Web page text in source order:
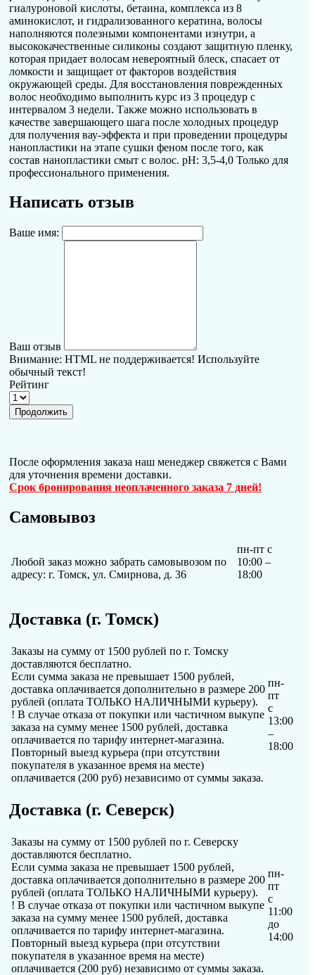
гиалуроновой кислоты, бетаина, комплекса из 8
аминокислот, и гидрализованного кератина, волосы
наполняются полезными компонентами изнутри, а
высококачественные силиконы создают защитную пленку,
которая придает волосам невероятный блеск, спасает от
ломкости и защищает от факторов воздействия
окружающей среды. Для восстановления поврежденных
волос необходимо выполнить курс из 3 процедур с
интервалом 3 недели. Также можно использовать в
качестве завершающего шага после холодных процедур
для получения вау-эффекта и при проведении процедуры
нанопластики на этапе сушки феном после того, как
состав нанопластики смыт с волос. pH: 3,5-4,0 Только для
профессионального применения.
Написать отзыв
Ваше имя:
Ваш отзыв
Внимание: HTML не поддерживается! Используйте
обычный текст!
Рейтинг
Продолжить
После оформления заказа наш менеджер свяжется с Вами
для уточнения времени доставки.
Срок бронирования неоплаченного заказа 7 дней!
Самовывоз
Любой заказ можно забрать самовывозом по
адресу: г. Томск, ул. Смирнова, д. 36
пн-пт с
10:00 –
18:00
Доставка (г. Томск)
Заказы на сумму от 1500 рублей по г. Томску
доставляются бесплатно.
Если сумма заказа не превышает 1500 рублей,
доставка оплачивается дополнительно в размере 200
рублей (оплата ТОЛЬКО НАЛИЧНЫМИ курьеру).
! В случае отказа от покупки или частичном выкупе
заказа на сумму менее 1500 рублей, доставка
оплачивается по тарифу интернет-магазина.
Повторный выезд курьера (при отсутствии
покупателя в указанное время на месте)
оплачивается (200 руб) независимо от суммы заказа.
пн-
пт
с
13:00
–
18:00
Доставка (г. Северск)
Заказы на сумму от 1500 рублей по г. Северску
доставляются бесплатно.
Если сумма заказа не превышает 1500 рублей,
доставка оплачивается дополнительно в размере 200
рублей (оплата ТОЛЬКО НАЛИЧНЫМИ курьеру).
! В случае отказа от покупки или частичном выкупе
заказа на сумму менее 1500 рублей, доставка
оплачивается по тарифу интернет-магазина.
Повторный выезд курьера (при отсутствии
покупателя в указанное время на месте)
оплачивается (200 руб) независимо от суммы заказа.
пн-
пт
с
11:00
до
14:00